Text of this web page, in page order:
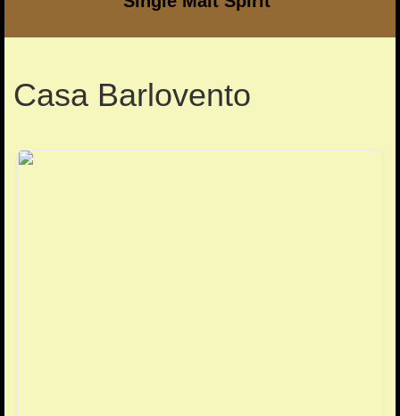
Casa Barlovento